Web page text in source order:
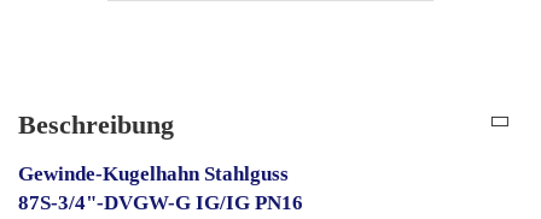
Beschreibung
Gewinde-Kugelhahn Stahlguss
87S-3/4"-DVGW-G IG/IG PN16